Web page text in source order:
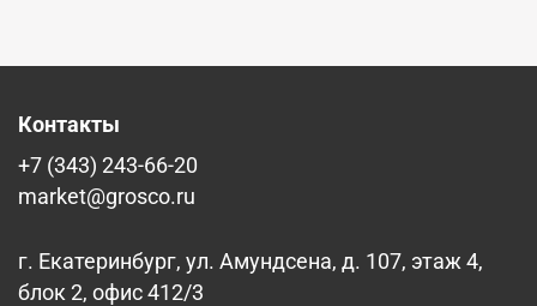
Контакты
+7 (343) 243-66-20
market@grosco.ru
г. Екатеринбург, ул. Амундсена, д. 107, этаж 4,
блок 2, офис 412/3